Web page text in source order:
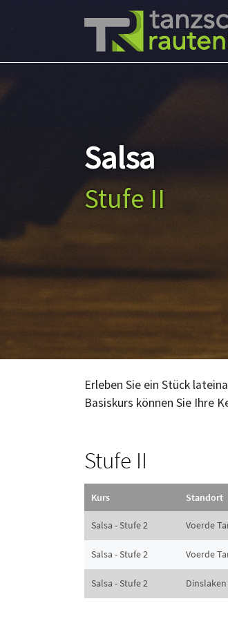
Zum Hauptinhalt springen
Salsa
Stufe II
Erleben Sie ein Stück
Basiskurs können Sie Ihre